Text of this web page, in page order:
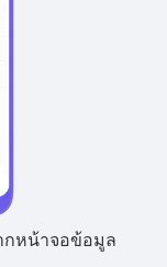
กหน้าจอข้อมูล